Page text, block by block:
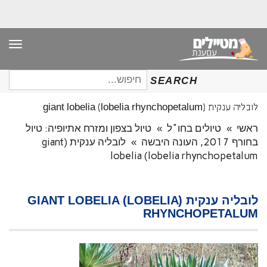
SEARCH
חיפוש
עבור:
לובליה ענקית (giant lobelia (lobelia rhynchopetalum
ראשי » טיולים בחו"ל » טיול בצפון ומזרח אתיופיה: טיול
בחורף 2017, העונה היבשה
»
לובליה ענקית (giant
lobelia (lobelia rhynchopetalum
לובליה ענקית (GIANT LOBELIA (LOBELIA
RHYNCHOPETALUM